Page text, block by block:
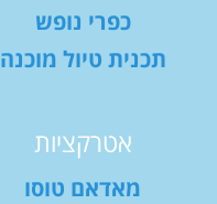
כפרי נופש
תכנית טיול מוכנה
אטרקציות
מאדאם טוסו